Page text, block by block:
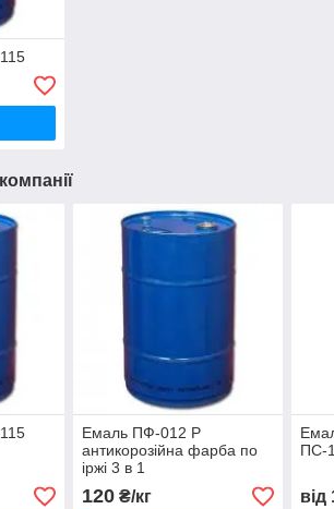
Емаль ПФ-012 Р
антикорозійна фарба по
іржі 3 в 1
120₴/кг
ПС-
від